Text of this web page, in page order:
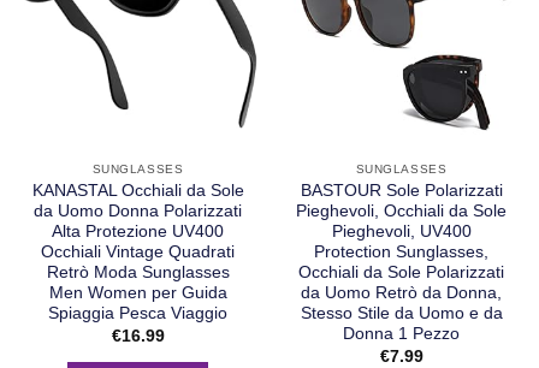
SUNGLASSES
KANASTAL Occhiali da Sole
da Uomo Donna Polarizzati
Alta Protezione UV400
Occhiali Vintage Quadrati
Retrò Moda Sunglasses
Men Women per Guida
Spiaggia Pesca Viaggio
€16.99
SUNGLASSES
BASTOUR Sole Polarizzati
Pieghevoli, Occhiali da Sole
Pieghevoli, UV400
Protection Sunglasses,
Occhiali da Sole Polarizzati
da Uomo Retrò da Donna,
Stesso Stile da Uomo e da
Donna 1 Pezzo
€7.99